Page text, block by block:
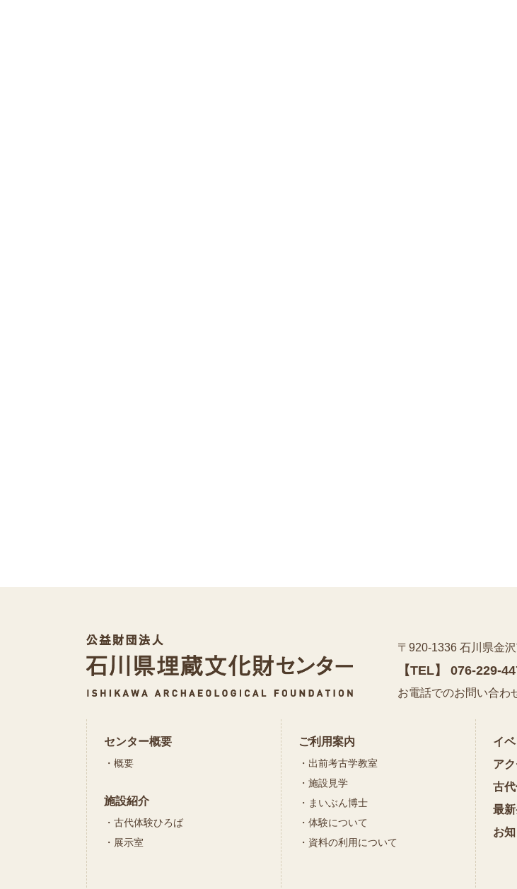
公益財団法人 石川県埋蔵文化
〒920-1336 石川県金
【TEL】 076-229-
お電話でのお問い合わ
センター概要
概要
施設紹介
古代体験ひろば
展示室
ご利用案内
出前考古学教室
施設見学
まいぶん博士
体験について
資料の利用について
イ
ア
古
最
お